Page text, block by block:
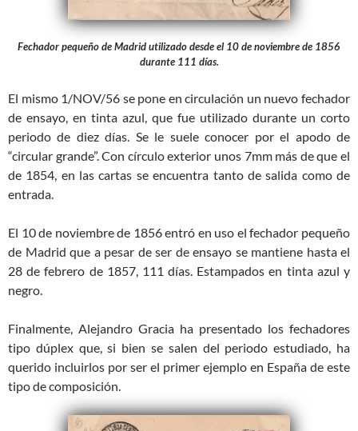
Fechador pequeño de Madrid utilizado desde el 10 de noviembre de 1856
durante 111 días.
El mismo 1/NOV/56 se pone en circulación un nuevo fechador
de ensayo, en tinta azul, que fue utilizado durante un corto
periodo de diez días. Se le suele conocer por el apodo de
“circular grande”. Con círculo exterior unos 7mm más de que el
de 1854, en las cartas se encuentra tanto de salida como de
entrada.
El 10 de noviembre de 1856 entró en uso el fechador pequeño
de Madrid que a pesar de ser de ensayo se mantiene hasta el
28 de febrero de 1857, 111 días. Estampados en tinta azul y
negro.
Finalmente, Alejandro Gracia ha presentado los fechadores
tipo dúplex que, si bien se salen del periodo estudiado, ha
querido incluirlos por ser el primer ejemplo en España de este
tipo de composición.